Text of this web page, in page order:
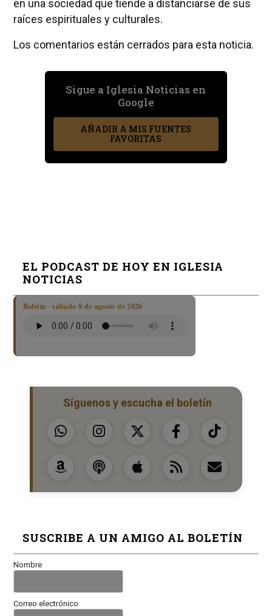
en una sociedad que tiende a distanciarse de sus
raíces espirituales y culturales.
Los comentarios están cerrados para esta noticia.
Sigue a Iglesia Noticias en
Google
AÑADIR A MIS FUENTES
FAVORITAS
EL PODCAST DE HOY EN IGLESIA
NOTICIAS
Boletín · sábado 8 de agosto de 2026
Síguenos y escucha el boletín
SUSCRIBE A UN AMIGO AL BOLETÍN
Nombre
Correo electrónico